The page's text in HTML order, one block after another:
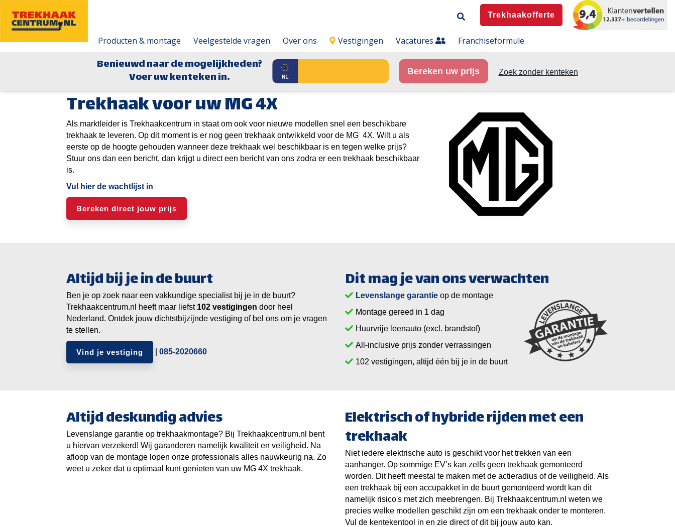
Trekhaakofferte
Producten & montage Veelgestelde vragen Over ons Vestigingen Vacatures Franchiseformule
Benieuwd naar de mogelijkheden?
Voer uw kenteken in. Bereken uw prijs Zoek zonder kenteken
Trekhaak voor uw MG 4X
Als marktleider is Trekhaakcentrum in staat om ook voor nieuwe modellen snel een beschikbare
trekhaak te leveren. Op dit moment is er nog geen trekhaak ontwikkeld voor de MG 4X. Wilt u als
eerste op de hoogte gehouden wanneer deze trekhaak wel beschikbaar is en tegen welke prijs?
Stuur ons dan een bericht, dan krijgt u direct een bericht van ons zodra er een trekhaak beschikbaar
is.
Vul hier de wachtlijst in
Bereken direct jouw prijs
Altijd bij je in de buurt
Ben je op zoek naar een vakkundige specialist bij je in de buurt?
Trekhaakcentrum.nl heeft maar liefst
vestigingen door heel
Nederland. Ontdek jouw dichtstbijzijnde vestiging of bel ons om je vragen
te stellen.
Vind je vestiging 085-2020660
Dit mag je van ons verwachten
Levenslange garantie op de montage
Montage gereed in 1 dag
Huurvrije leenauto (excl. brandstof)
All-inclusive prijs zonder verrassingen
vestigingen, altijd één bij je in de buurt
Altijd deskundig advies
Levenslange garantie op trekhaakmontage? Bij Trekhaakcentrum.nl bent
u hiervan verzekerd! Wij garanderen namelijk kwaliteit en veiligheid. Na
afloop van de montage lopen onze professionals alles nauwkeurig na. Zo
weet u zeker dat u optimaal kunt genieten van uw MG 4X trekhaak.
Elektrisch of hybride rijden met een
trekhaak
Niet iedere elektrische auto is geschikt voor het trekken van een
aanhanger. Op sommige EV’s kan zelfs geen trekhaak gemonteerd
worden. Dit heeft meestal te maken met de actieradius of de veiligheid. Als
een trekhaak bij een accupakket in de buurt gemonteerd wordt kan dit
namelijk risico's met zich meebrengen. Bij Trekhaakcentrum.nl weten we
precies welke modellen geschikt zijn om een trekhaak onder te monteren.
Vul de kentekentool in en zie direct of dit bij jouw auto kan.